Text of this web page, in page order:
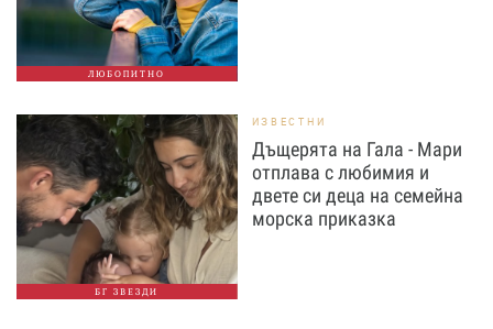
ЛЮБОПИТНО
БГ ЗВЕЗДИ
ИЗВЕСТНИ
Дъщерята на Гала - Мари
отплава с любимия и
двете си деца на семейна
морска приказка